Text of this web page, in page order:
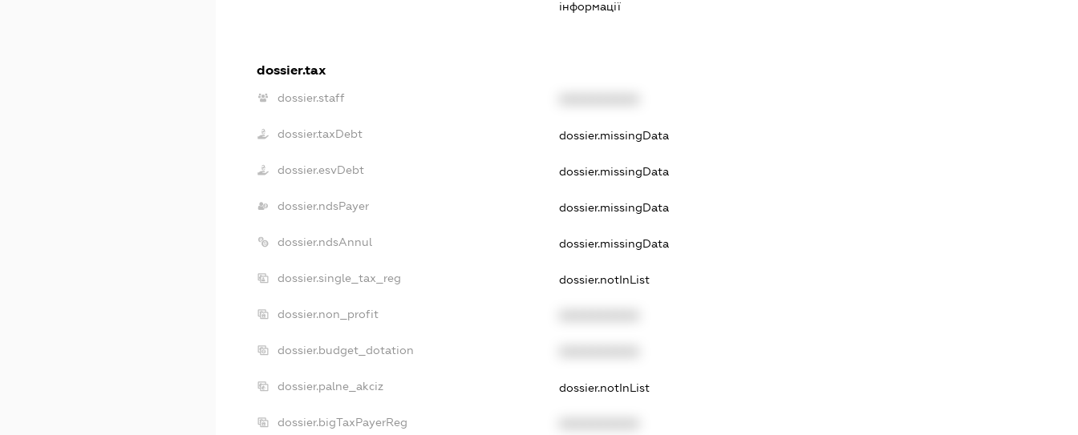
інформації
dossier.tax
dossier.staff
dossier.taxDebt dossier.missingData
dossier.esvDebt dossier.missingData
dossier.ndsPayer dossier.missingData
dossier.ndsAnnul dossier.missingData
dossier.single_tax_reg dossier.notInList
dossier.non_profit
dossier.budget_dotation
dossier.palne_akciz dossier.notInList
dossier.bigTaxPayerReg